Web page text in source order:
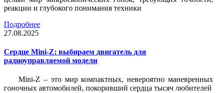
реакции и глубокого понимания техники
Подробнее
27.08.2025
Сердце Mini-Z: выбираем двигатель для
радиоуправляемой модели
Mini-Z – это мир компактных, невероятно маневренных
гоночных автомобилей, покоривший сердца тысяч любителей